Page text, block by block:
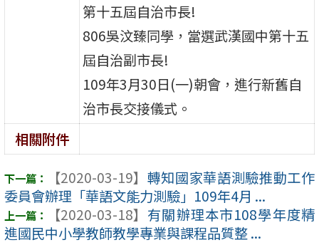
第十五屆自治市長!
806吳汶臻同學，當選武漢國中第十五
屆自治副市長!
109年3月30日(一)朝會，進行新舊自
治市長交接儀式。
相關附件
【2020-03-19】 轉知國家華語測驗推動工作
委員會辦理「華語文能力測驗」109年4月 ...
【2020-03-18】 有關辦理本市108學年度精
進國民中小學教師教學專業與課程品質整 ...